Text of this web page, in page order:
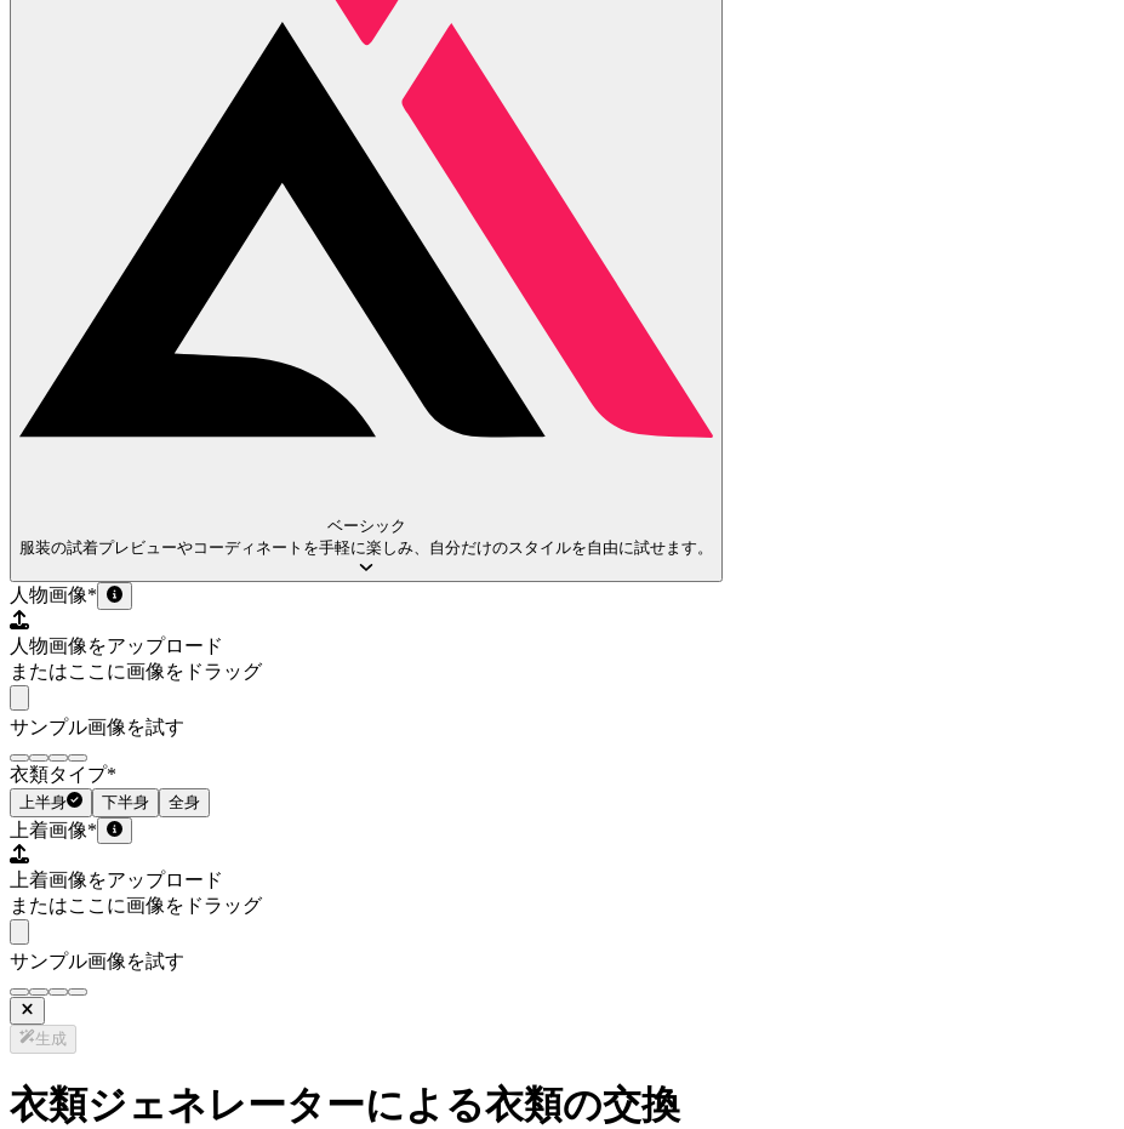
ベーシック
服装の試着プレビューやコーディネートを手軽に楽しみ、自分だけのスタイルを自由に試せます。
人物画像*
人物画像をアップロード
またはここに画像をドラッグ
サンプル画像を試す
衣類タイプ*
上半身 下半身 全身
上着画像*
上着画像をアップロード
またはここに画像をドラッグ
サンプル画像を試す
生成
衣類ジェネレーターによる衣類の交換